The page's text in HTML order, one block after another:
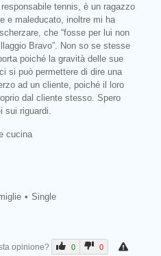
tennis, è un ragazzo
e maleducato, inoltre mi ha
che “fosse per lui non
Bravo”. Non so se stesse
poiché la gravità delle sue
si può permettere di dire una
ad un cliente, poiché il loro
dal cliente stesso. Spero
sui riguardi.
cucina
Single
opinione? 0 0